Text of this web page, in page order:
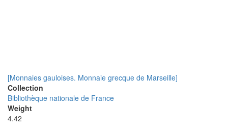
[Monnaies gauloises. Monnaie grecque de Marseille]
Collection
Bibliothèque nationale de France
Weight
4.42